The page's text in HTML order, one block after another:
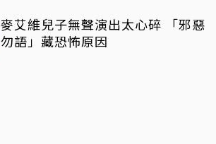
麥艾維兒子無聲演出太心碎 「邪惡
勿語」藏恐怖原因